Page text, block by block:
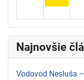
Najnovšie
Vodovod Nesluša